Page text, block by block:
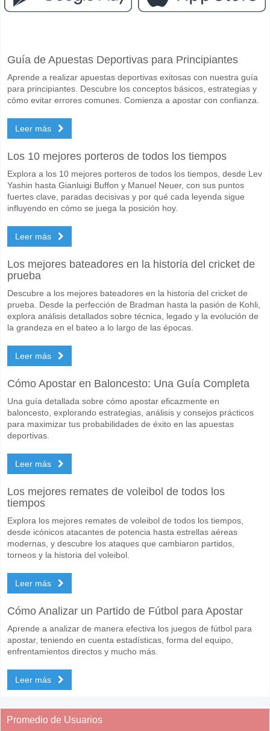
El partido entre Independiente Petrolero v Always Ready 10 May
Quién es el equipo favorito para ganar entre
Always Ready para el Ganador del partido, con una probabilidad de
Marcarán ambos equipos en el partido Independiente
Sí para Ambos Equipos Marcan, con un porcentaje de 69%.
Cuál es el pronóstico de resultado correcto para
En el lado arriesgado, puede probar el Resultado Correcto de 1-4
Guía de Apuestas Deportivas para Principiantes
Aprende a realizar apuestas deportivas exitosas con nuestra guía
para principiantes. Descubre los conceptos básicos, estrategias y
cómo evitar errores comunes. Comienza a apostar con confianza.
Leer más
Los 10 mejores porteros de todos los tiempos
Explora a los 10 mejores porteros de todos los tiempos, desde Lev
Yashin hasta Gianluigi Buffon y Manuel Neuer, con sus puntos
fuertes clave, paradas decisivas y por qué cada leyenda sigue
influyendo en cómo se juega la posición hoy.
Leer más
Los mejores bateadores en la historia del cricket de
prueba
Descubre a los mejores bateadores en la historia del cricket de
prueba. Desde la perfección de Bradman hasta la pasión de Kohli,
explora análisis detallados sobre técnica, legado y la evolución de
la grandeza en el bateo a lo largo de las épocas.
Leer más
Cómo Apostar en Baloncesto: Una Guía Completa
Una guía detallada sobre cómo apostar eficazmente en
baloncesto, explorando estrategias, análisis y consejos prácticos
para maximizar tus probabilidades de éxito en las apuestas
deportivas.
Leer más
Los mejores remates de voleibol de todos los
tiempos
Explora los mejores remates de voleibol de todos los tiempos,
desde icónicos atacantes de potencia hasta estrellas aéreas
modernas, y descubre los ataques que cambiaron partidos,
torneos y la historia del voleibol.
Leer más
Cómo Analizar un Partido de Fútbol para Apostar
Aprende a analizar de manera efectiva los juegos de fútbol para
apostar, teniendo en cuenta estadísticas, forma del equipo,
enfrentamientos directos y mucho más.
Leer más
Promedio de Usuarios